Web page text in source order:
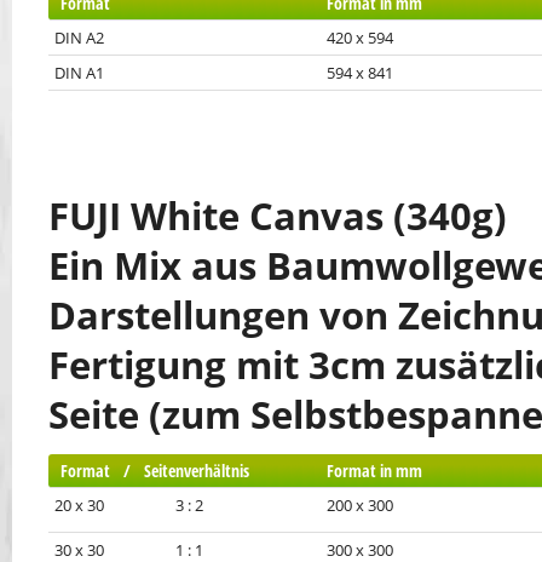
DIN A2
420 x 594
DIN A1
594 x 841
FUJI White Canvas (340g)
Ein Mix aus
Darstellungen von
Fertigung mit 3cm
Seite (zum
Format / Seitenverhältnis Format in mm
20 x 30 3 : 2 200 x 300
30 x 30 1 : 1
300 x 300